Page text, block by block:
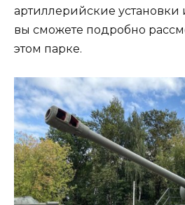
артиллерийские установки
вы сможете подробно
этом парке.